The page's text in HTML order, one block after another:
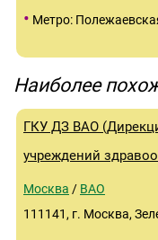
• Метро:
Наиболее
ГКУ ДЗ ВАО
учреждений
Москва / ВАО
111141, г. Москва,